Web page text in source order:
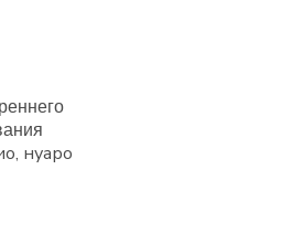
нуаро